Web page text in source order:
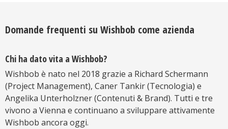
Domande frequenti su Wishbob come azienda
Chi ha dato vita a Wishbob?
Wishbob è nato nel 2018 grazie a Richard Schermann
(Project Management), Caner Tankir (Tecnologia) e
Angelika Unterholzner (Contenuti & Brand). Tutti e tre
vivono a Vienna e continuano a sviluppare attivamente
Wishbob ancora oggi.